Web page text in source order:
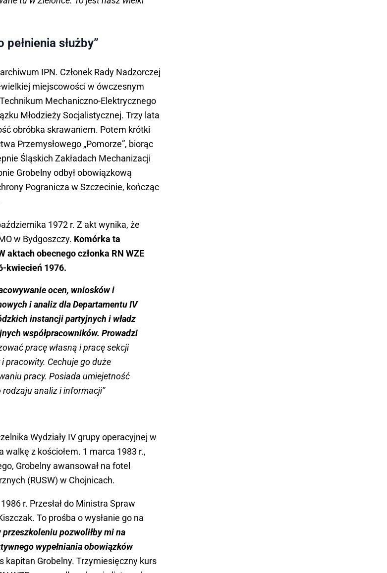
służby”
IPN. Członek Rady Nadzorczej
miejscowości w ówczesnym
Mechaniczno-Elektrycznego
Młodzieży Socjalistycznej. Trzy lata
obróbka skrawaniem. Potem krótki
Przemysłowego „Pomorze”, biorąc
Śląskich Zakładach Mechanizacji
Grobelny odbył obowiązkową
Pogranicza w Szczecinie, kończąc
1972 r. Z akt wynika, że
w Bydgoszczy. Komórka ta
aktach obecnego członka RN WZE
kwiecień 1976.
ocen, wniosków i
i analiz dla Departamentu IV
instancji partyjnych i władz
współpracowników. Prowadzi
pracę własną i pracę sekcji
pracowity. Cechuje go duże
pracy. Posiada umiejetność
analiz i informacji”
Wydziały IV grupy operacyjnej w
z kościołem. 1 marca 1983 r.,
Grobelny awansował na fotel
(RUSW) w Chojnicach.
r. Przesłał do Ministra Spraw
To prośba o wysłanie go na
przeszkoleniu pozwoliłby mi na
wypełniania obowiązków
Grobelny. Trzymiesięczny kurs